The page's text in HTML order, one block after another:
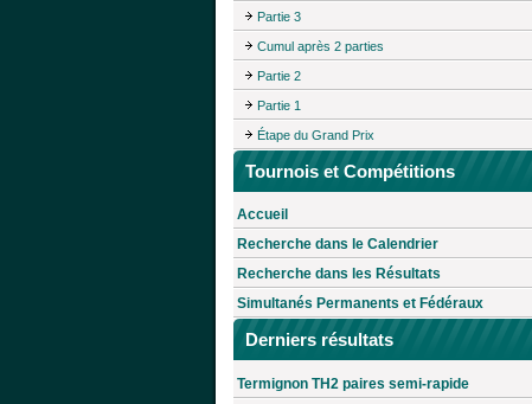
Partie 3
Cumul après 2 parties
Partie 2
Partie 1
Étape du Grand Prix
Tournois et Compétitions
Accueil
Recherche dans le Calendrier
Recherche dans les Résultats
Simultanés Permanents et Fédéraux
Derniers résultats
Termignon TH2 paires semi-rapide